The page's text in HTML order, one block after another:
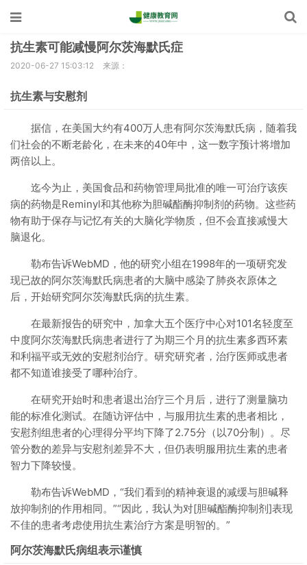
抗生素可能减慢阿尔茨海默氏症
2020-06-27 15:03:12 来源：
抗生素与安慰剂
据信，在美国大约有400万人患有阿尔茨海默氏病，随着我
们社会的不断老龄化，在未来的40年中，这一数字预计将增加
两倍以上。
迄今为止，美国食品和药物管理局批准的唯一可治疗该疾
病的药物是Reminyl和其他称为胆碱酯酶抑制剂的药物。这些药
物有助于保存与记忆有关的大脑化学物质，但不会直接减慢大
脑退化。
勒布告诉WebMD，他的研究小组在1998年的一项研究发
现已故的阿尔茨海默氏病患者的大脑中感染了肺炎衣原体之
后，开始研究阿尔茨海默氏病的抗生素。
在最新报告的研究中，加拿大五个医疗中心对101名轻度至
中度阿尔茨海默氏病患者进行了为期三个月的抗生素多西环素
和利福平或无效的安慰剂治疗。研究研究者，治疗医师或患者
都不知道谁接受了哪种治疗。
在研究开始时和患者退出治疗三个月后，进行了测量脑功
能的标准化测试。在随访评估中，与服用抗生素的患者相比，
安慰剂组患者的心理得分平均下降了2.75分（以70分制）。尽
管分数的差异与安慰剂差异不大，但仍表明服用抗生素的患者
智力下降较慢。
勒布告诉WebMD，“我们看到的精神衰退的减缓与胆碱释
放抑制剂的作用相同。”“因此，我认为对[胆碱酯酶抑制剂]表现
不佳的患者考虑使用抗生素治疗方案是明智的。”
阿尔茨海默氏病组表示谨慎